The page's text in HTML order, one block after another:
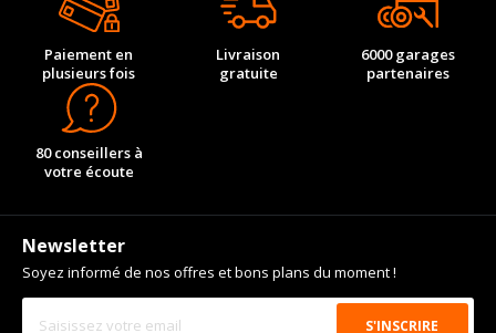
Paiement en
plusieurs fois
Livraison
gratuite
6000 garages
partenaires
80 conseillers à
votre écoute
Newsletter
Soyez informé de nos offres et bons plans du moment !